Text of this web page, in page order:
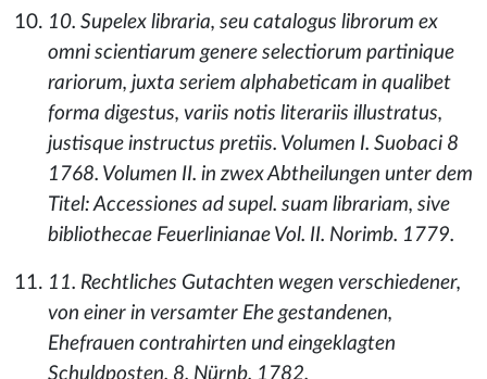
10. Supelex libraria, seu catalogus librorum ex
omni scientiarum genere selectiorum partinique
rariorum, juxta seriem alphabeticam in qualibet
forma digestus, variis notis literariis illustratus,
justisque instructus pretiis. Volumen I. Suobaci 8
1768. Volumen II. in zwex Abtheilungen unter dem
Titel: Accessiones ad supel. suam librariam, sive
bibliothecae Feuerlinianae Vol. II. Norimb. 1779.
11. Rechtliches Gutachten wegen verschiedener,
von einer in versamter Ehe gestandenen,
Ehefrauen contrahirten und eingeklagten
Schuldposten. 8. Nürnb. 1782.